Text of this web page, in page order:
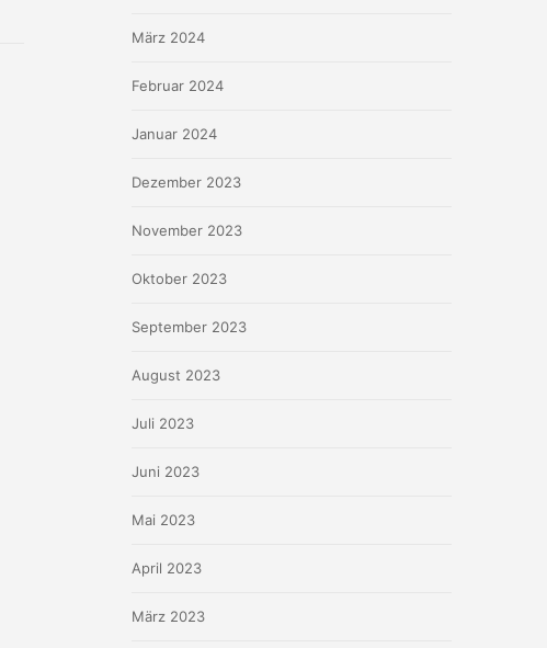
März 2024
Februar 2024
Januar 2024
Dezember 2023
November 2023
Oktober 2023
September 2023
August 2023
Juli 2023
Juni 2023
Mai 2023
April 2023
März 2023